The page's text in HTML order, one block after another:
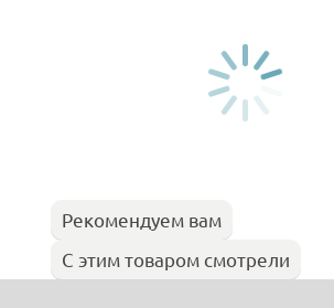
Рекомендуем вам
С этим товаром смотрели